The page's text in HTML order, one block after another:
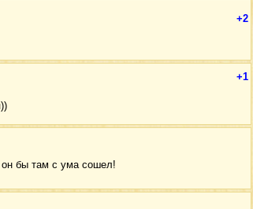
+2
+1
бы там с ума сошел!